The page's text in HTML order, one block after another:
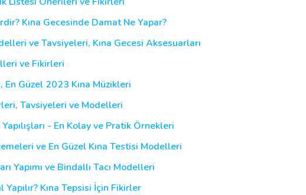
Kına Gecesinde Damat Ne Yapar?
ve Tavsiyeleri, Kına Gecesi Aksesuarları
ve Fikirleri
En Güzel 2023 Kına Müzikleri
Tavsiyeleri ve Modelleri
- En Kolay ve Pratik Örnekleri
ve En Güzel Kına Testisi Modelleri
Yapımı ve Bindallı Tacı Modelleri
Yapılır? Kına Tepsisi İçin Fikirler